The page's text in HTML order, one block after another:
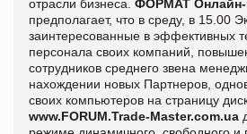
отрасли бизнеса. ФОРМАТ Онлайн-
предполагает, что в среду, в 15.00
заинтересованные в эффективных
персонала своих компаний,
сотрудников среднего звена
нахождении новых Партнеров,
своих компьютеров на страницу
www.FORUM.Trade-Master.com.ua